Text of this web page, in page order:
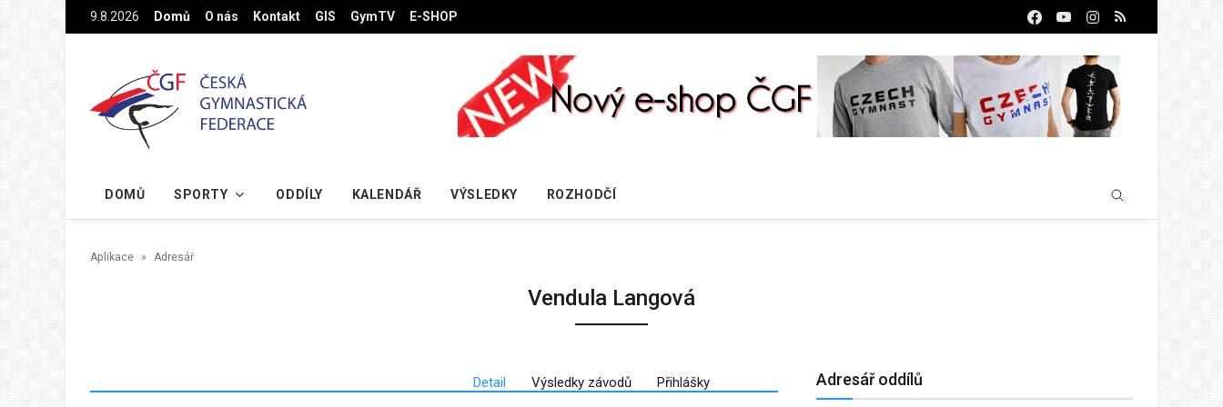
Na hlavní obsah9.8.2026 Domů O nás Kontakt GIS GymTV E-SHOP
DOMŮ SPORTY ODDÍLY KALENDÁŘ VÝSLEDKY ROZHODČÍ
Aplikace Adresář
Vendula Langová
Detail Výsledky závodů Přihlášky
Adresář oddílů